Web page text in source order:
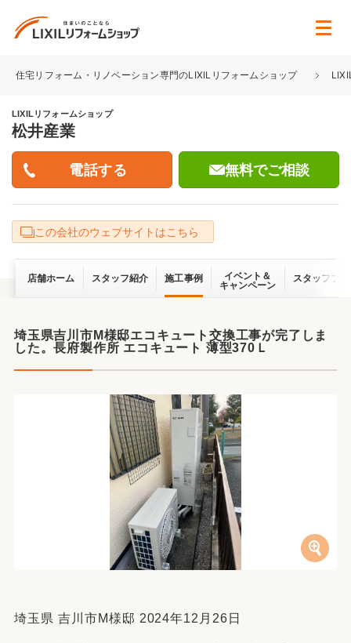
住宅リフォーム・リノベーション専門のLIXILリフォームショップ
LIXILリフォームショップ
松井産業
無料でご相談
この会社のウェブサイトはこちら
店舗ホーム スタッフ紹介 施工事例
イベント＆
キャンペーン
スタッフブ
埼玉県吉川市M様邸エコキュート交換工事が完了しま
した。長府製作所 エコキュート 薄型370Ｌ
埼玉県 吉川市M様邸 2024年12月26日